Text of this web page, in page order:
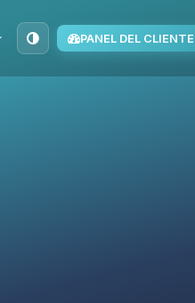
PANEL DEL CLIENTE